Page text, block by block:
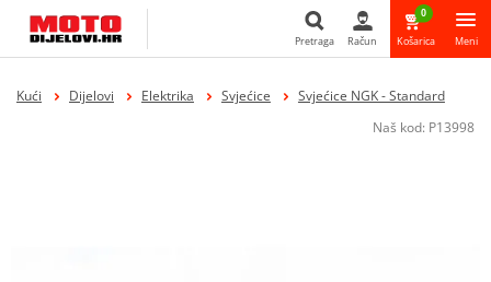
Pretraga
Pretraga Račun
0
Košarica Meni
Kući Dijelovi Elektrika Svjećice
Svjećice NGK - Standard
Naš kod: P13998